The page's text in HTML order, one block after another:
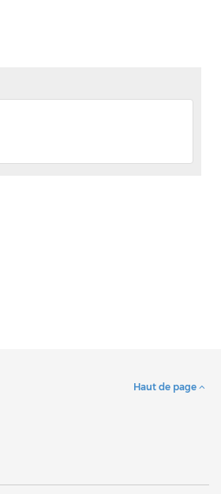
Haut de page